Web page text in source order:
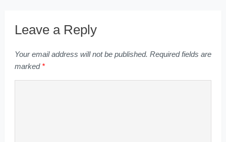
Leave a Reply
Your email address will not be published. Required fields are
marked *